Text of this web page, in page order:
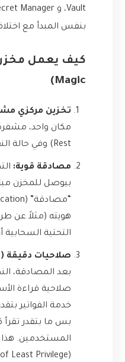
بنفس المبدأ مع
Magic)
تخزين مركزي
Rest) وفي حالة النقل (In Transit).
مصادقة قوية:
بيوصل للمخزن
هويته (مثلاً عن
التحتية
صلاحيات دقيقة (Granular Permissions):
بعد المصادقة،
صلاحية قراءة
خدمة الفواتير
بس ما بتقدر تقرأ
المستخدمين. هذا
(Principle of Least Privilege).